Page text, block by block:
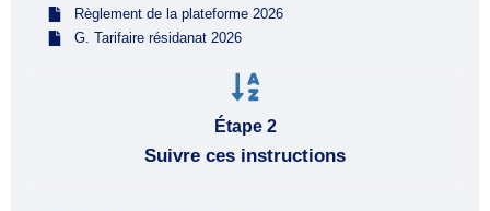
Règlement de la plateforme 2026
G. Tarifaire résidanat 2026
Étape 2
Suivre ces instructions